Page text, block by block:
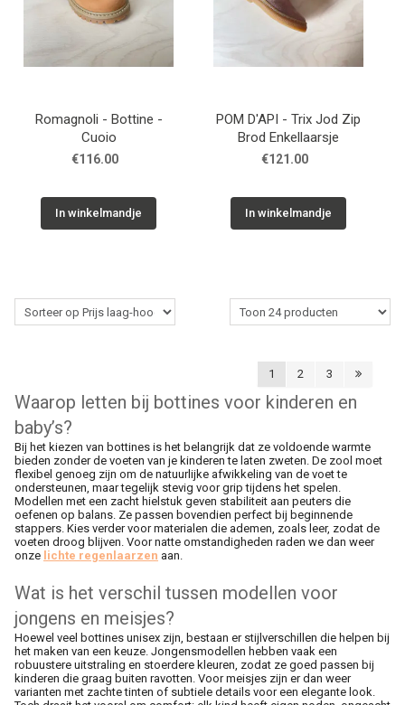
Romagnoli - Bottine -
Cuoio
€116.00
In winkelmandje
POM D'API - Trix Jod Zip
Brod Enkellaarsje
€121.00
In winkelmandje
1 2 3
Waarop letten bij bottines voor kinderen en
baby’s?
Bij het kiezen van bottines is het belangrijk dat ze voldoende warmte
bieden zonder de voeten van je kinderen te laten zweten. De zool moet
flexibel genoeg zijn om de natuurlijke afwikkeling van de voet te
ondersteunen, maar tegelijk stevig voor grip tijdens het spelen.
Modellen met een zacht hielstuk geven stabiliteit aan peuters die
oefenen op balans. Ze passen bovendien perfect bij beginnende
stappers. Kies verder voor materialen die ademen, zoals leer, zodat de
voeten droog blijven. Voor natte omstandigheden raden we dan weer
onze lichte regenlaarzen aan.
Wat is het verschil tussen modellen voor
jongens en meisjes?
Hoewel veel bottines unisex zijn, bestaan er stijlverschillen die helpen bij
het maken van een keuze. Jongensmodellen hebben vaak een
robuustere uitstraling en stoerdere kleuren, zodat ze goed passen bij
kinderen die graag buiten ravotten. Voor meisjes zijn er dan weer
varianten met zachte tinten of subtiele details voor een elegante look.